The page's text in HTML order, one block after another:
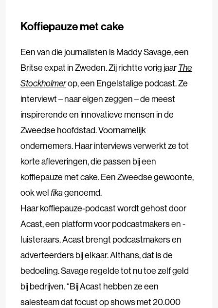
Koffiepauze met cake
Een van die journalisten is Maddy Savage, een
Britse expat in Zweden. Zij richtte vorig jaarThe
Stockholmerop, een Engelstalige podcast. Ze
interviewt – naar eigen zeggen – de meest
inspirerende en innovatieve mensen in de
Zweedse hoofdstad. Voornamelijk
ondernemers. Haar interviews verwerkt ze tot
korte afleveringen, die passen bij een
koffiepauze met cake. Een Zweedse gewoonte,
ook welfikagenoemd.
Haar koffiepauze-podcast wordt gehost door
Acast, een platform voor podcastmakers en -
luisteraars. Acast brengt podcastmakers en
adverteerders bij elkaar. Althans, dat is de
bedoeling. Savage regelde tot nu toe zelf geld
bij bedrijven. “Bij Acast hebben ze een
salesteam dat focust op shows met 20.000